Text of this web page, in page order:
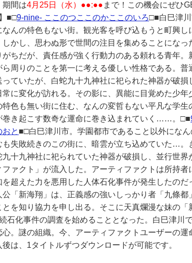
期間は4月25日（水）●●:●● まで！この機会にぜひ
■□9-nine- ここのつここのかここのいろ□■白巳津
なんの特色もない街。観光客を呼び込もうと町興し
しかし、思わぬ形で世間の注目を集めることになっ
がちだが、責任感が強く行動力のある頼れる青年。
ら周りのことを第一に考える優しい性格である。普
っていたが、白蛇九十九神社に祀られた神器が破損
常に変化が訪れる。その影に、異能に目覚めた少年
特色も無い街に住む、なんの変哲もない平凡な学生
巻き起こす数奇な運命に巻き込まれていく……。□■
おと ■□白巳津川市。学園都市であること以外になん
も失敗続きのこの街に、暗雲が立ち込めていた…。
九十九神社に祀られていた神器が破損し、並行世界
ファクト」が流入した。アーティファクトは所持者
を超えた力を悪用した人体石化事件が発生したのだ
公「新海翔」は、正義感の強いしっかり者「九條都
とを知り協力を申し出る。そこに天真爛漫な妹の「
石化事件の調査を始めることとなった。白巳津川
心。謎の組織。今、アーティファクトユーザーの運
は、1タイトルずつダウンロードが可能です。